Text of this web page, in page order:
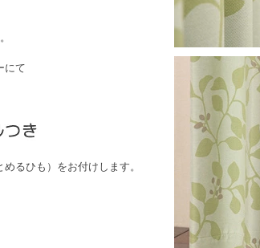
にて
るひも）をお付けします。